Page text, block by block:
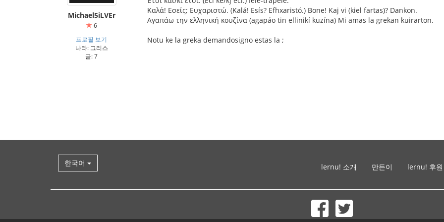
Michael5iLVEr
6
프로필 보기
나라: 그리스
글: 7
Καλά! Εσείς; Ευχαριστώ. (Kalá! Esís? Efhxaristó.) Bone! Kaj vi (kiel fartas)? Dankon.
Αγαπάω την ελληνική κουζίνα (agapáo tin ellinikí kuzína) Mi amas la grekan kuirarton.
Notu ke la greka demandosigno estas la ;
한국어 lernu! 소개 만든이 lernu! 후원